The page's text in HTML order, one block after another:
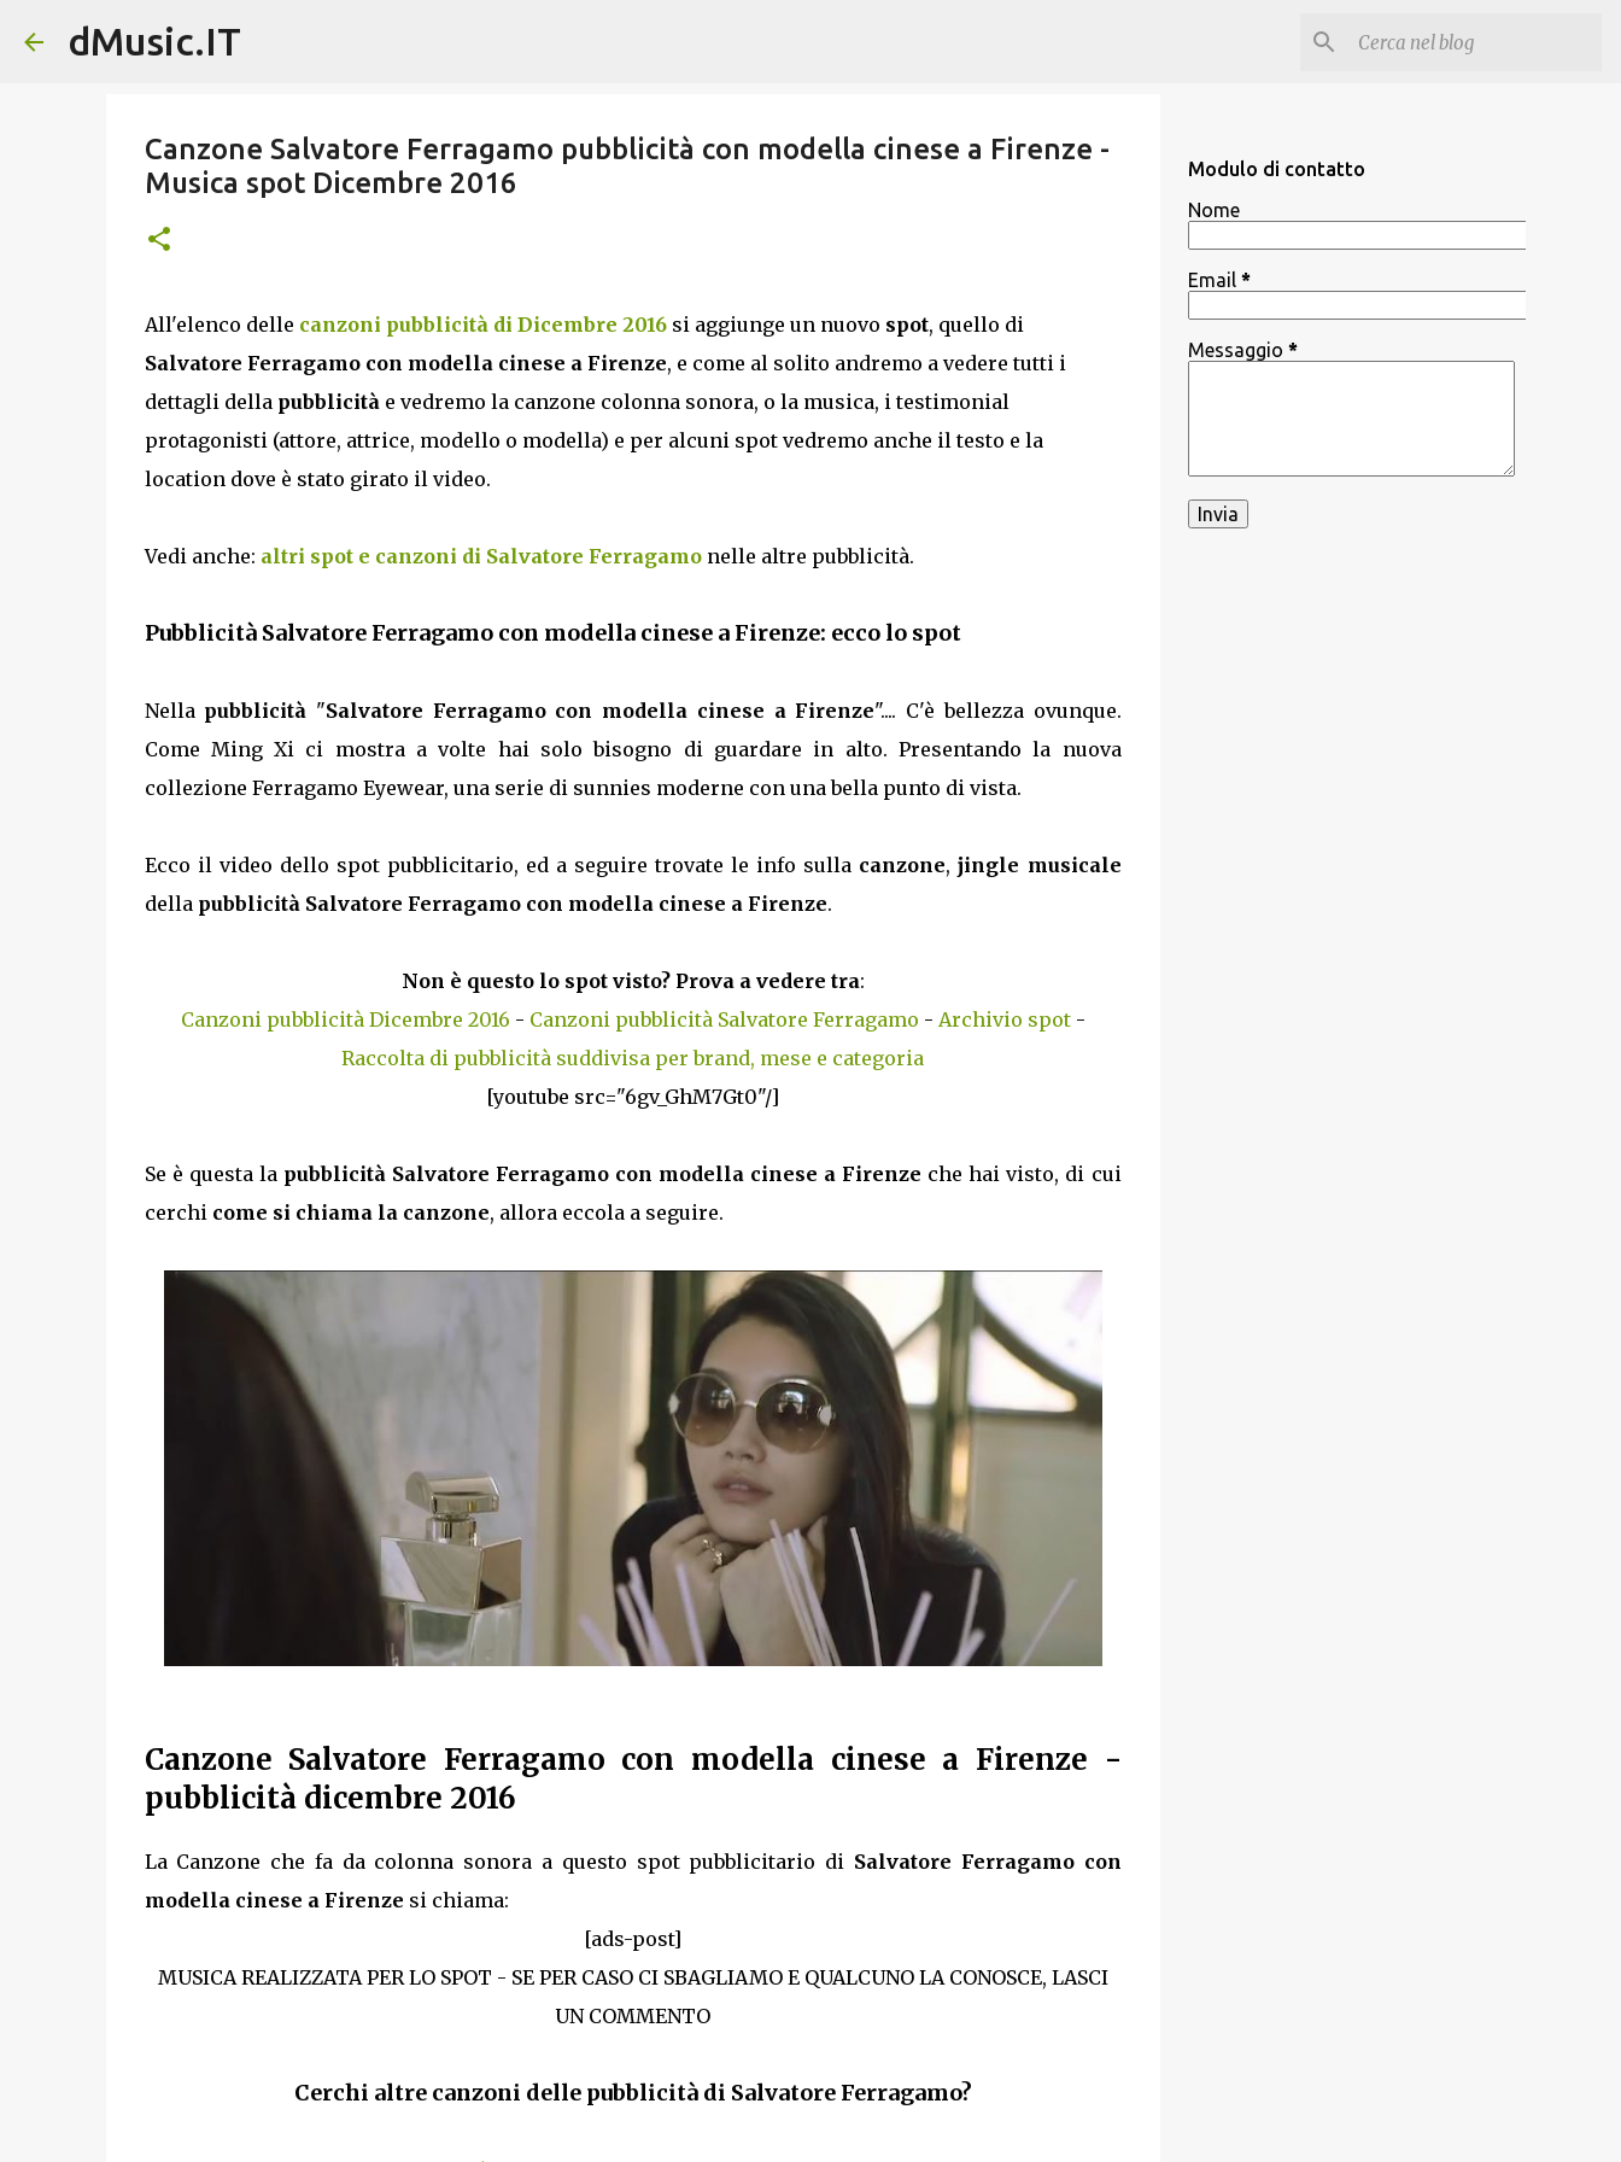
dMusic.IT
Canzone Salvatore Ferragamo pubblicità con modella cinese a Firenze -
Musica spot Dicembre 2016
All'elenco delle canzoni pubblicità di Dicembre 2016si aggiunge un nuovo spot, quello di
Salvatore Ferragamo con modella cinese a Firenze, e come al solito andremo a vedere tutti i
dettagli della pubblicitàe vedremo la canzone colonna sonora, o la musica, i testimonial
protagonisti (attore, attrice, modello o modella) e per alcuni spot vedremo anche il testo e la
location dove è stato girato il video.
Vedi anche: altri spot e canzoni di Salvatore Ferragamonelle altre pubblicità.
Pubblicità Salvatore Ferragamo con modella cinese a Firenze: ecco lo spot
Nella pubblicità "Salvatore Ferragamo con modella cinese a Firenze".... C'è bellezza ovunque.
Come Ming Xi ci mostra a volte hai solo bisogno di guardare in alto. Presentando la nuova
collezione Ferragamo Eyewear, una serie di sunnies moderne con una bella punto di vista.
Ecco il video dello spot pubblicitario, ed a seguire trovate le info sulla canzone,jingle musicale
della pubblicità Salvatore Ferragamo con modella cinese a Firenze.
Non è questo lo spot visto? Prova a vedere tra:
Canzoni pubblicità Dicembre 2016 - Canzoni pubblicità Salvatore Ferragamo - Archivio spot-
Raccolta di pubblicità suddivisa per brand, mese e categoria
[youtube src="6gv_GhM7Gt0"/]
Se è questa la pubblicità Salvatore Ferragamo con modella cinese a Firenze che hai visto, di cui
cerchi come si chiama la canzone, allora eccola a seguire.
Canzone Salvatore Ferragamo con modella cinese a Firenze -
pubblicità dicembre 2016
La Canzone che fa da colonna sonora a questo spot pubblicitario di Salvatore Ferragamo con
modella cinese a Firenze si chiama:
[ads-post]
MUSICA REALIZZATA PER LO SPOT - SE PER CASO CI SBAGLIAMO E QUALCUNO LA CONOSCE, LASCI
UN COMMENTO
Cerchi altre canzoni delle pubblicità di Salvatore Ferragamo?
Modulo di contatto
Nome
Email *
Messaggio *